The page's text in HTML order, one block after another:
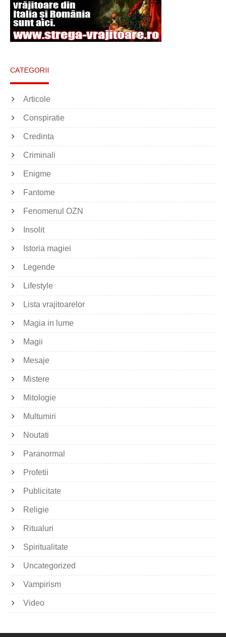
CATEGORII
Articole
Conspiratie
Credinta
Criminali
Enigme
Fantome
Fenomenul OZN
Insolit
Istoria magiei
Legende
Lifestyle
Lista vrajitoarelor
Magia in lume
Magii
Mesaje
Mistere
Mitologie
Multumiri
Noutati
Paranormal
Profetii
Publicitate
Religie
Ritualuri
Spiritualitate
Uncategorized
Vampirism
Video